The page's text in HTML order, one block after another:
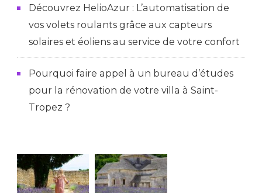
Découvrez HelioAzur : L’automatisation de
vos volets roulants grâce aux capteurs
solaires et éoliens au service de votre confort
Pourquoi faire appel à un bureau d’études
pour la rénovation de votre villa à Saint-
Tropez ?